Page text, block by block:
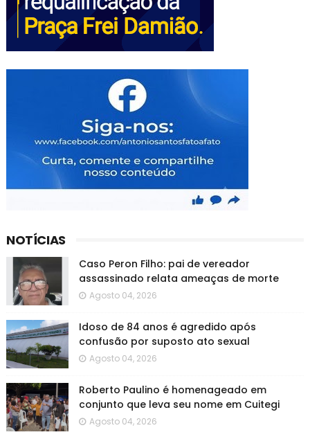
NOTÍCIAS
Caso Peron Filho: pai de vereador
assassinado relata ameaças de morte
Agosto 04, 2026
Idoso de 84 anos é agredido após
confusão por suposto ato sexual
Agosto 04, 2026
Roberto Paulino é homenageado em
conjunto que leva seu nome em Cuitegi
Agosto 04, 2026